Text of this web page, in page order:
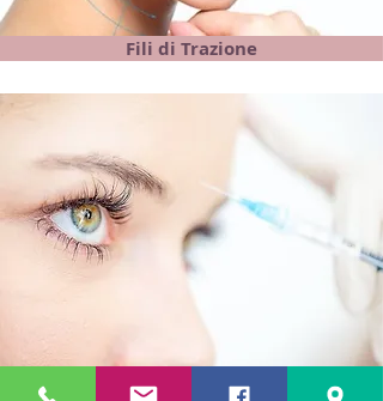
Fili di Trazione
Tossina Botulinica